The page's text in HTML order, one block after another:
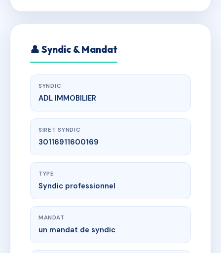
👤 Syndic & Mandat
SYNDIC
ADL IMMOBILIER
SIRET SYNDIC
30116911600169
TYPE
Syndic professionnel
MANDAT
un mandat de syndic